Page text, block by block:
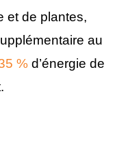
et de plantes,
au
% d’énergie de